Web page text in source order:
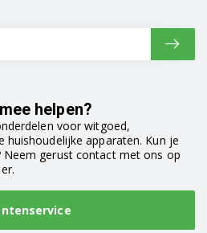
helpen?
voor witgoed,
huishoudelijke apparaten. Kun je
Neem gerust contact met ons op